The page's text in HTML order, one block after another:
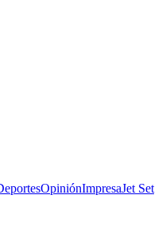
OpiniónImpresaJet Set